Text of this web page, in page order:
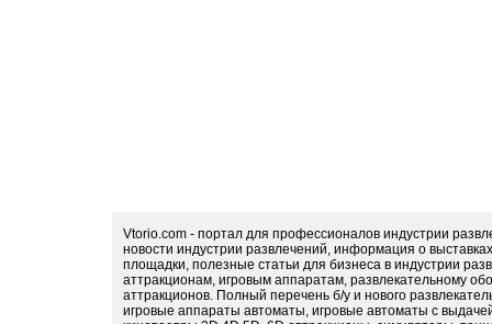
Vtorio.com - портал для профессионалов индустрии
новости индустрии развлечений, информация о
площадки, полезные статьи для бизнеса в индустрии
аттракционам, игровым аппаратам, развлекательному
аттракционов. Полный перечень б/у и нового
игровые аппараты автоматы, игровые автоматы с